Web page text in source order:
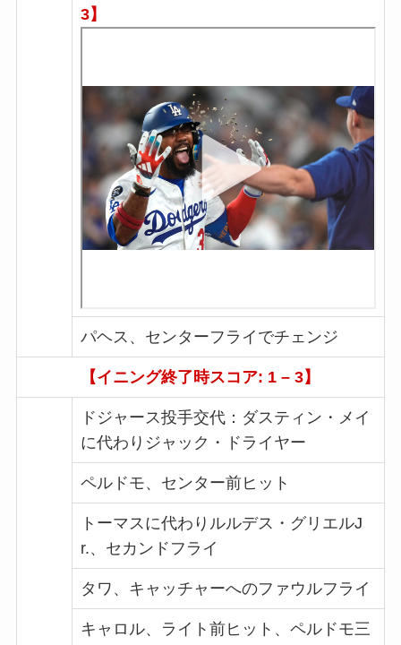
3】
パヘス、センターフライでチェンジ
【イニング終了時スコア: 1 – 3】
ドジャース投手交代：ダスティン・メイ
に代わりジャック・ドライヤー
ペルドモ、センター前ヒット
トーマスに代わりルルデス・グリエルJ
r.、セカンドフライ
タワ、キャッチャーへのファウルフライ
キャロル、ライト前ヒット、ペルドモ三